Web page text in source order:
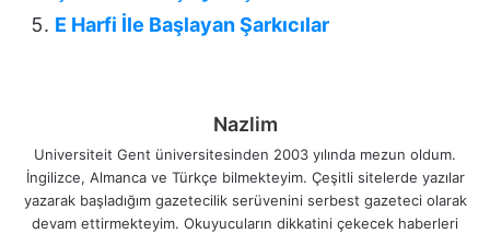
E Harfi İle Başlayan Şarkıcılar
Nazlim
Universiteit Gent üniversitesinden 2003 yılında mezun oldum.
İngilizce, Almanca ve Türkçe bilmekteyim. Çeşitli sitelerde yazılar
yazarak başladığım gazetecilik serüvenini serbest gazeteci olarak
devam ettirmekteyim. Okuyucuların dikkatini çekecek haberleri